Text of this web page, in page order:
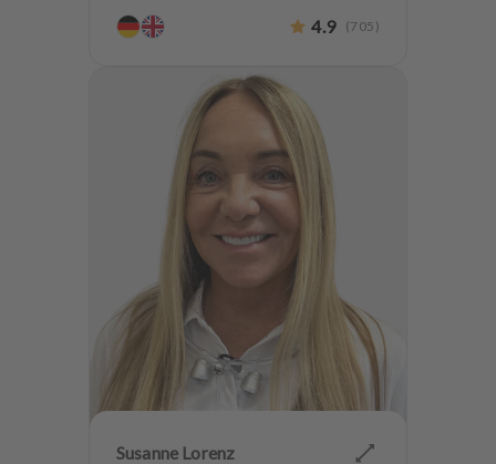
Anxiety Patients
4.9 (705 )
Susanne Lorenz